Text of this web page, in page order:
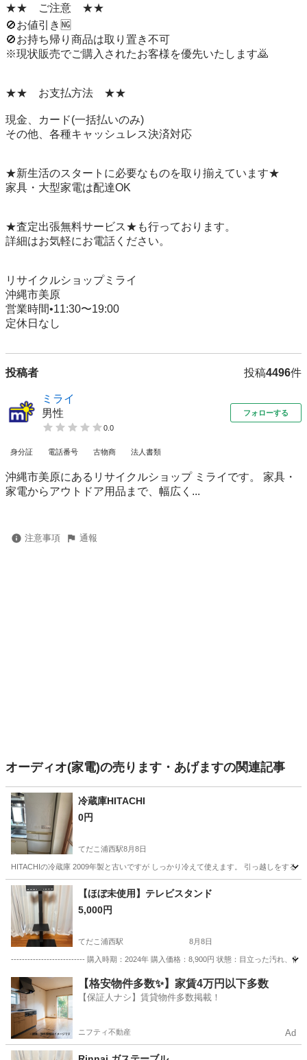
★★　ご注意　★★
🚫お値引き🆖
🚫お持ち帰り商品は取り置き不可
※現状販売でご購入されたお客様を優先いたします🙇
★★　お支払方法　★★
現金、カード(一括払いのみ)
その他、各種キャッシュレス決済対応
★新生活のスタートに必要なものを取り揃えています★
家具・大型家電は配達OK
★査定出張無料サービス★も行っております。
詳細はお気軽にお電話ください。
リサイクルショップミライ
沖縄市美原
営業時間•11:30〜19:00
定休日なし
投稿者 投稿4496件
ミライ
男性
0.0
フォローする
身分証 電話番号 古物商 法人書類
沖縄市美原にあるリサイクルショップ ミライです。 家具・
家電からアウトドア用品まで、幅広く...
注意事項 通報
オーディオ(家電)の売ります・あげますの関連記事
冷蔵庫HITACHI
0円
てだこ浦西駅8月8日
HITACHIの冷蔵庫 2009年製と古いですが しっかり冷えて使えます。 引っ越しをする
沖縄 沖縄市 てだこ浦西駅 キッチン家電
【ほぼ未使用】テレビスタンド
5,000円
てだこ浦西駅 8月8日
--------------------------- 購入時期：2024年 購入価格：8,900円 状態：目立った汚れ、傷
沖縄 名護市 てだこ浦西駅 テレビ
【格安物件多数✨】家賃4万円以下多数
【保証人ナシ】賃貸物件多数掲載！
ニフティ不動産 Ad